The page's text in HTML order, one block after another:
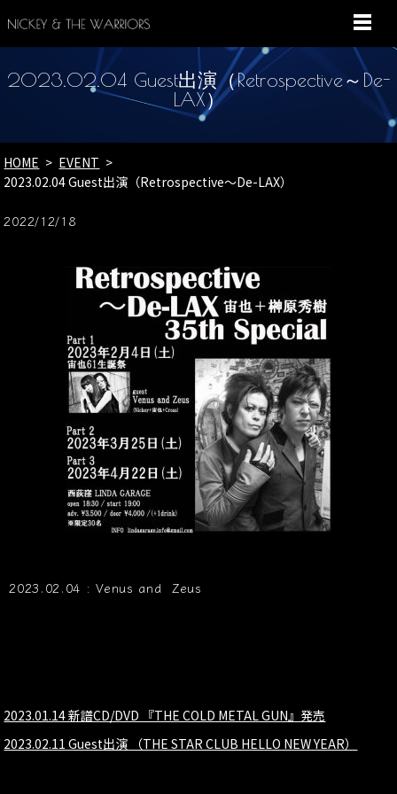
MENU
2023.02.04 Guest出演（Retrospective～De-
LAX）
HOME
EVENT
2023.02.04 Guest出演（Retrospective～De-LAX）
2022/12/18
2023.02.04 : Venus and Zeus
2023.01.14 新譜CD/DVD 『THE COLD METAL GUN』発売
2023.02.11 Guest出演 （THE STAR CLUB HELLO NEW YEAR）